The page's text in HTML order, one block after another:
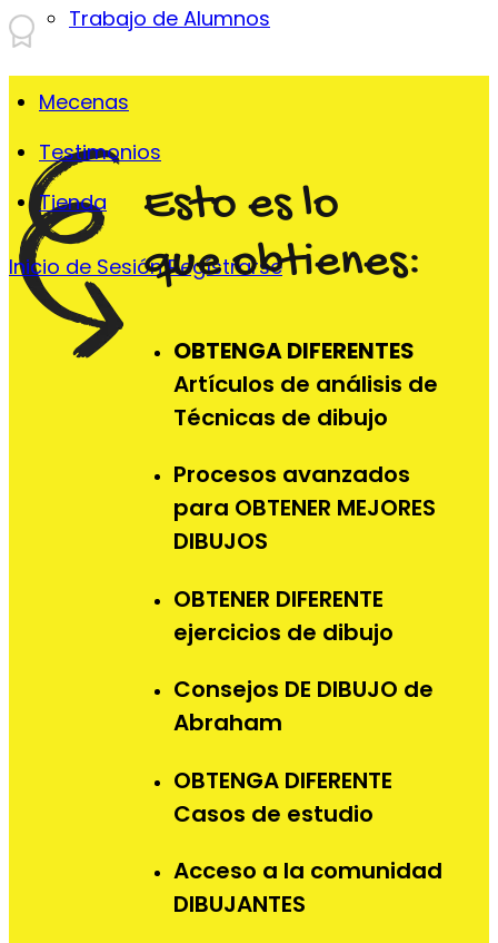
Trabajo de Alumnos
Mecenas
Testimonios
Tienda
Inicio de Sesión Regístrarse
Esto es lo
que obtienes:
OBTENGA DIFERENTES
Artículos de análisis de
Técnicas de dibujo
Procesos avanzados
para OBTENER MEJORES
DIBUJOS
OBTENER DIFERENTE
ejercicios de dibujo
Consejos DE DIBUJO de
Abraham
OBTENGA DIFERENTE
Casos de estudio
Acceso a la comunidad
DIBUJANTES